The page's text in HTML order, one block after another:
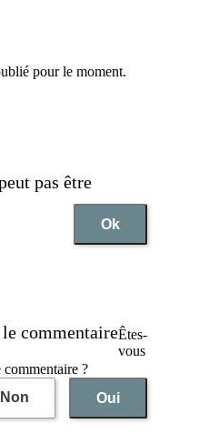
pour le moment.
pas être
Ok
commentaireÊtes-
vous
?
Non
Oui